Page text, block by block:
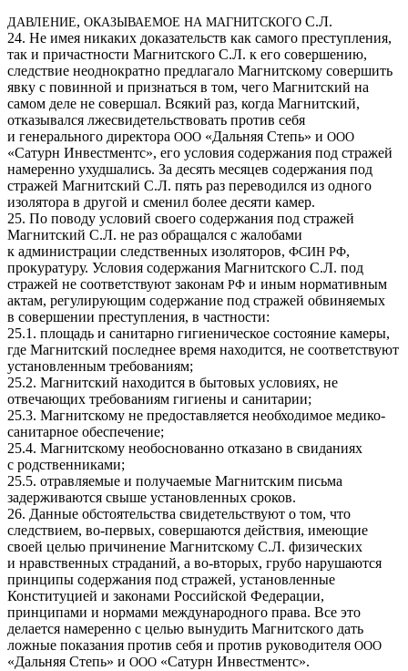
ДАВЛЕНИЕ, ОКАЗЫВАЕМОЕ НА МАГНИТСКОГО С.Л.
24. Не имея никаких доказательств как самого преступления,
так и причастности Магнитского С.Л. к его совершению,
следствие неоднократно предлагало Магнитскому совершить
явку с повинной и признаться в том, чего Магнитский на
самом деле не совершал. Всякий раз, когда Магнитский,
отказывался лжесвидетельствовать против себя
и генерального директора ООО «Дальняя Степь» и ООО
«Сатурн Инвестментс», его условия содержания под стражей
намеренно ухудшались. За десять месяцев содержания под
стражей Магнитский С.Л. пять раз переводился из одного
изолятора в другой и сменил более десяти камер.
25. По поводу условий своего содержания под стражей
Магнитский С.Л. не раз обращался с жалобами
к администрации следственных изоляторов, ФСИН РФ,
прокуратуру. Условия содержания Магнитского С.Л. под
стражей не соответствуют законам РФ и иным нормативным
актам, регулирующим содержание под стражей обвиняемых
в совершении преступления, в частности:
25.1. площадь и санитарно гигиеническое состояние камеры,
где Магнитский последнее время находится, не соответствуют
установленным требованиям;
25.2. Магнитский находится в бытовых условиях, не
отвечающих требованиям гигиены и санитарии;
25.3. Магнитскому не предоставляется необходимое медико-
санитарное обеспечение;
25.4. Магнитскому необоснованно отказано в свиданиях
с родственниками;
25.5. отравляемые и получаемые Магнитским письма
задерживаются свыше установленных сроков.
26. Данные обстоятельства свидетельствуют о том, что
следствием, во-первых, совершаются действия, имеющие
своей целью причинение Магнитскому С.Л. физических
и нравственных страданий, а во-вторых, грубо нарушаются
принципы содержания под стражей, установленные
Конституцией и законами Российской Федерации,
принципами и нормами международного права. Все это
делается намеренно с целью вынудить Магнитского дать
ложные показания против себя и против руководителя ООО
«Дальняя Степь» и ООО «Сатурн Инвестментс».